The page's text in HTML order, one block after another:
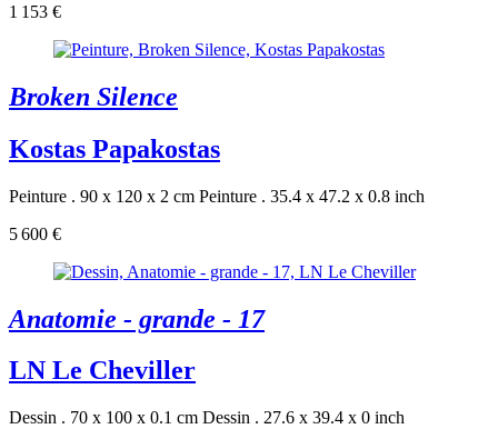
1 153 €
Broken Silence
Kostas Papakostas
Peinture . 90 x 120 x 2 cm Peinture . 35.4 x 47.2 x 0.8 inch
5 600 €
Anatomie - grande - 17
LN Le Cheviller
Dessin . 70 x 100 x 0.1 cm Dessin . 27.6 x 39.4 x 0 inch